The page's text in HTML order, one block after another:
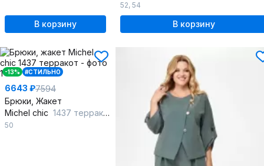
В корзину
52, 54
В корзину
-13% #СТИЛЬНО
6643 ₽7594
Брюки, Жакет
Michel chic 1437 терракот
50